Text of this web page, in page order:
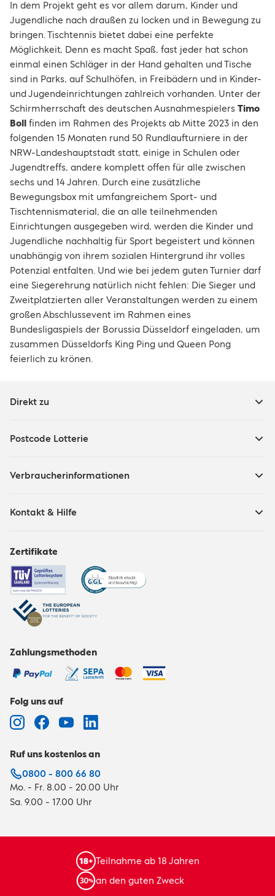
In dem Projekt geht es vor allem darum, Kinder und
Jugendliche nach draußen zu locken und in Bewegung zu
bringen. Tischtennis bietet dabei eine perfekte
Möglichkeit, Denn es macht Spaß, fast jeder hat schon
einmal einen Schläger in der Hand gehalten und Tische
sind in Parks, auf Schulhöfen, in Freibädern und in Kinder-
und Jugendeinrichtungen zahlreich vorhanden. Unter der
Schirmherrschaft des deutschen Ausnahmespielers Timo
Boll finden im Rahmen des Projekts ab Mitte 2023 in den
folgenden 15 Monaten rund 50 Rundlaufturniere in der
NRW-Landeshauptstadt statt, einige in Schulen oder
Jugendtreffs, andere komplett offen für alle zwischen
sechs und 14 Jahren. Durch eine zusätzliche
Bewegungsbox mit umfangreichem Sport- und
Tischtennismaterial, die an alle teilnehmenden
Einrichtungen ausgegeben wird, werden die Kinder und
Jugendliche nachhaltig für Sport begeistert und können
unabhängig von ihrem sozialen Hintergrund ihr volles
Potenzial entfalten. Und wie bei jedem guten Turnier darf
eine Siegerehrung natürlich nicht fehlen: Die Sieger und
Zweitplatzierten aller Veranstaltungen werden zu einem
großen Abschlussevent im Rahmen eines
Bundesligaspiels der Borussia Düsseldorf eingeladen, um
zusammen Düsseldorfs King Ping und Queen Pong
feierlich zu krönen.
Direkt zu
Postcode Lotterie
Verbraucherinformationen
Kontakt & Hilfe
Zertifikate
Zahlungsmethoden
Folg uns auf
Ruf uns kostenlos an
0800 - 800 66 80
Mo. - Fr. 8.00 - 20.00 Uhr
Sa. 9.00 - 17.00 Uhr
Teilnahme ab 18 Jahren
an den guten Zweck